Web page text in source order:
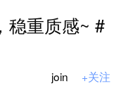
稳重质感~ #
join +关注